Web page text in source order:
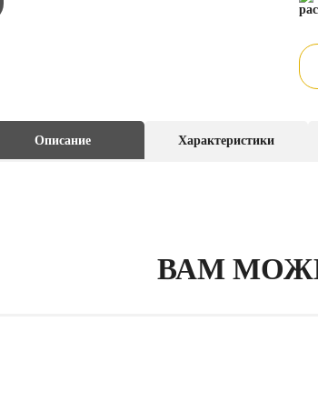
Описание Характеристики
ВАМ